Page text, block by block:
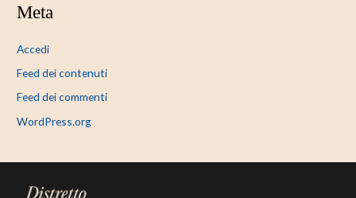
Meta
Accedi
Feed dei contenuti
Feed dei commenti
WordPress.org